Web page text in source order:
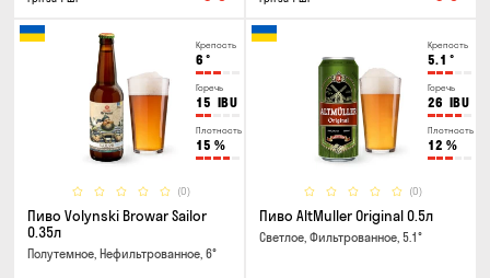
Крепость
6 °
Горечь
15 IBU
Плотность
15 %
(0)
Пиво Volynski Browar Sailor
0.35л
Полутемное, Нефильтрованное, 6°
Крепость
5.1 °
Горечь
26 IBU
Плотность
12 %
(0)
Пиво AltMuller Original 0.5л
Светлое, Фильтрованное, 5.1°